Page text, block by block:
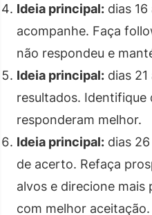
Ideia principal: dias
acompanhe. Faça
não respondeu e
Ideia principal: dias
resultados. Identifique
responderam melhor.
Ideia principal: dias
de acerto. Refaça
alvos e direcione mais
com melhor aceitação.